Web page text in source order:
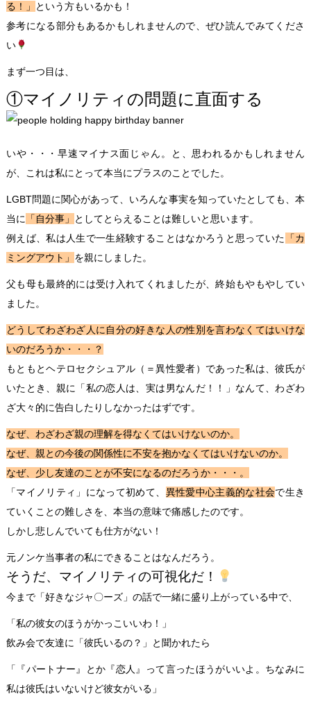
る！」
という方もいるかも！
参考になる部分もあるかもしれませんので、ぜひ読んでみてくださ
い
まず一つ目は、
①マイノリティの問題に直面する
いや・・・早速マイナス面じゃん。と、思われるかもしれません
が、これは私にとって本当にプラスのことでした。
LGBT問題に関心があって、いろんな事実を知っていたとしても、本
当に
「自分事」
としてとらえることは難しいと思います。
例えば、私は人生で一生経験することはなかろうと思っていた
「カ
ミングアウト」 を親にしました。
父も母も最終的には受け入れてくれましたが、終始もやもやしてい
ました。
どうしてわざわざ人に自分の好きな人の性別を言わなくてはいけな
いのだろうか・・・？
もともとヘテロセクシュアル（＝異性愛者）であった私は、彼氏が
いたとき、親に「私の恋人は、実は男なんだ！！」なんて、わざわ
ざ大々的に告白したりしなかったはずです。
なぜ、わざわざ親の理解を得なくてはいけないのか。
なぜ、親との今後の関係性に不安を抱かなくてはいけないのか。
なぜ、少し友達のことが不安になるのだろうか・・・。
「マイノリティ」になって初めて、 異性愛中心主義的な社会で生き
ていくことの難しさを、本当の意味で痛感したのです。
しかし悲しんでいても仕方がない！
元ノンケ当事者の私にできることはなんだろう。
そうだ、マイノリティの可視化だ！
今まで「好きなジャ〇ーズ」の話で一緒に盛り上がっている中で、
「私の彼女のほうがかっこいいわ！」
飲み会で友達に「彼氏いるの？」と聞かれたら
「『パートナー』とか『恋人』って言ったほうがいいよ。ちなみに
私は彼氏はいないけど彼女がいる」